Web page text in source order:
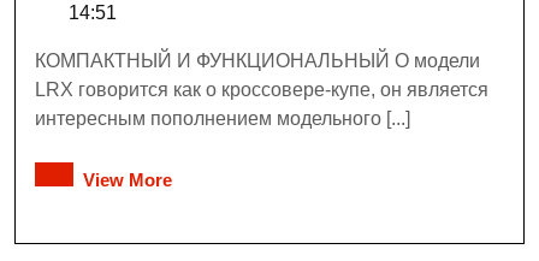
14:51
КОМПАКТНЫЙ И ФУНКЦИОНАЛЬНЫЙ О модели
LRX говорится как о кроссовере-купе, он является
интересным пополнением модельного [...]
View More